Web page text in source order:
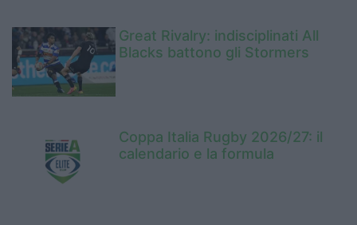
Great Rivalry: indisciplinati All
Blacks battono gli Stormers
Coppa Italia Rugby 2026/27: il
calendario e la formula